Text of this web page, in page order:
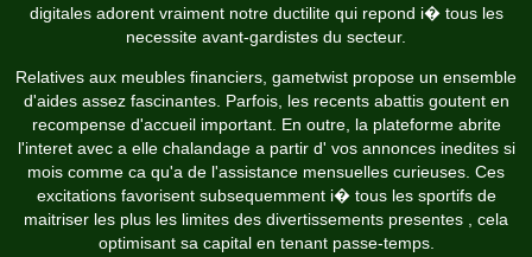
digitales adorent vraiment notre ductilite qui repond i� tous les
necessite avant-gardistes du secteur.
Relatives aux meubles financiers, gametwist propose un ensemble
d'aides assez fascinantes. Parfois, les recents abattis goutent en
recompense d'accueil important. En outre, la plateforme abrite
l'interet avec a elle chalandage a partir d' vos annonces inedites si
mois comme ca qu'a de l'assistance mensuelles curieuses. Ces
excitations favorisent subsequemment i� tous les sportifs de
maitriser les plus les limites des divertissements presentes , cela
optimisant sa capital en tenant passe-temps.